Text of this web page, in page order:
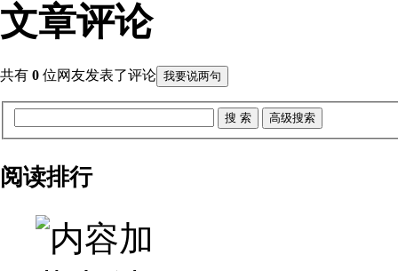
文章评论
共有 0 位网友发表了评论 我要说两句
阅读排行